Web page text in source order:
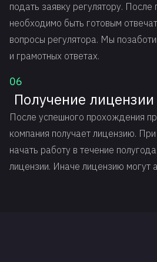
подать заявку регулятору. После
необходимо быть готовым
вопросы регулятора. Мы
и грамотных ответах.
06
Получение лицензии
После успешного прохождения
компания получает лицензию.
начать работу в течение
лицензии. Иначе лицензию могут